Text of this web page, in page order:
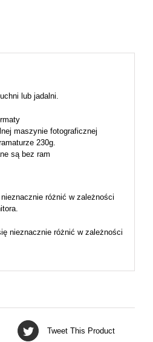
lub jadalni.
maszynie fotograficznej
230g.
są bez ram
różnić w zależności
nieznacznie różnić w zależności
Tweet This Product